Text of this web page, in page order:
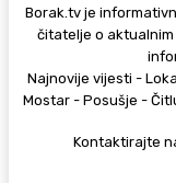
Borak.tv je
čitatelje o
Najnovije vijesti -
Mostar - Posušje -
Kontaktirajte